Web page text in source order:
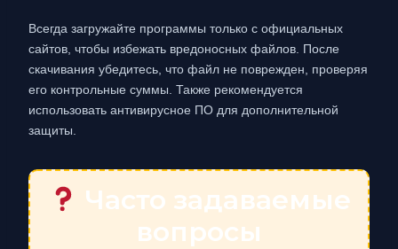
Всегда загружайте программы только с официальных
сайтов, чтобы избежать вредоносных файлов. После
скачивания убедитесь, что файл не поврежден, проверяя
его контрольные суммы. Также рекомендуется
использовать антивирусное ПО для дополнительной
защиты.
Часто задаваемые
вопросы